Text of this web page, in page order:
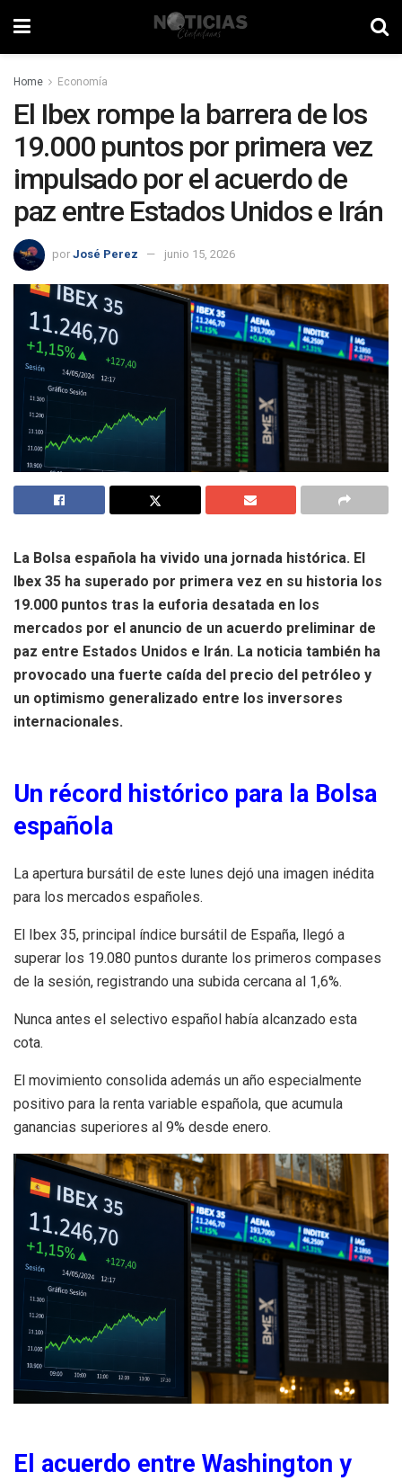
Home Economía
El Ibex rompe la barrera de los
19.000 puntos por primera vez
impulsado por el acuerdo de
paz entre Estados Unidos e Irán
por José Perez junio 15, 2026
La Bolsa española ha vivido una jornada histórica. El
Ibex 35 ha superado por primera vez en su historia los
19.000 puntos tras la euforia desatada en los
mercados por el anuncio de un acuerdo preliminar de
paz entre Estados Unidos e Irán. La noticia también ha
provocado una fuerte caída del precio del petróleo y
un optimismo generalizado entre los inversores
internacionales.
Un récord histórico para la Bolsa
española
La apertura bursátil de este lunes dejó una imagen inédita
para los mercados españoles.
El Ibex 35, principal índice bursátil de España, llegó a
superar los 19.080 puntos durante los primeros compases
de la sesión, registrando una subida cercana al 1,6%.
Nunca antes el selectivo español había alcanzado esta
cota.
El movimiento consolida además un año especialmente
positivo para la renta variable española, que acumula
ganancias superiores al 9% desde enero.
El acuerdo entre Washington y